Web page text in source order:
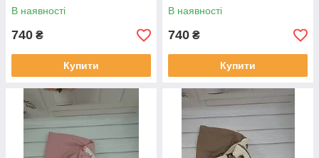
В наявності
740 ₴
Купити
В наявності
740 ₴
Купити